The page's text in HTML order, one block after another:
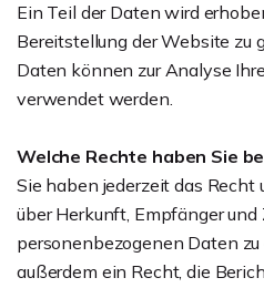
Ein Teil der Daten wird
Bereitstellung der Website zu
Daten können zur Analyse
verwendet werden.
Welche Rechte haben Sie
Sie haben jederzeit das
über Herkunft, Empfänger
personenbezogenen Daten
außerdem ein Recht, die